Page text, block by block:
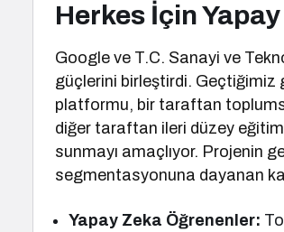
Herkes İçin
Google ve T.C. Sanayi ve
güçlerini birleştirdi. Geçtiğimiz
platformu, bir taraftan
diğer taraftan ileri düzey
sunmayı amaçlıyor. Projenin
segmentasyonuna dayanan
Yapay Zeka Öğrenenler: